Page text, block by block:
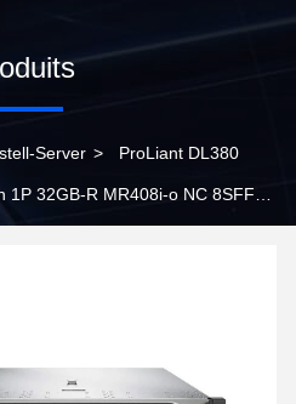
Server > ProLiant DL380
1P 32GB-R MR408i-o NC 8SFF